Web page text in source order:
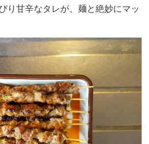
り甘辛なタレが、麺と絶妙にマッ